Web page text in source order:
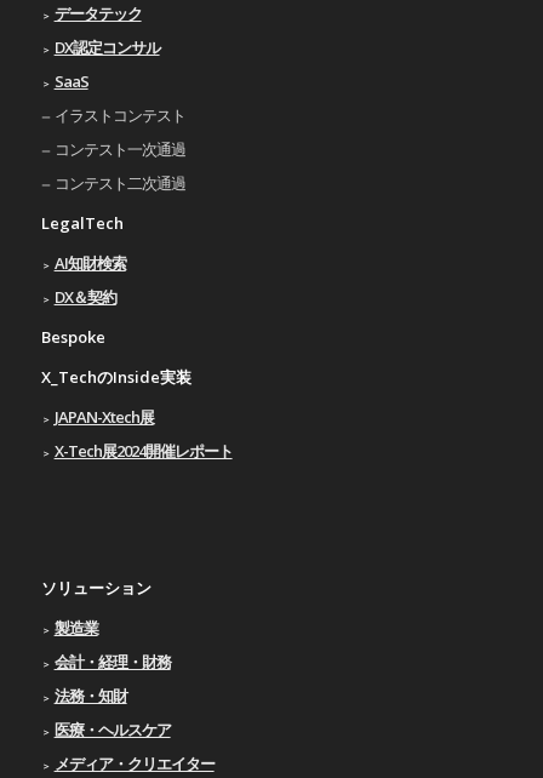
データテック
DX認定コンサル
SaaS
イラストコンテスト
コンテスト一次通過
コンテスト二次通過
LegalTech
AI知財検索
DX＆契約
Bespoke
X_TechのInside実装
JAPAN-Xtech展
X-Tech展2024開催レポート
ソリューション
製造業
会計・経理・財務
法務・知財
医療・ヘルスケア
メディア・クリエイター